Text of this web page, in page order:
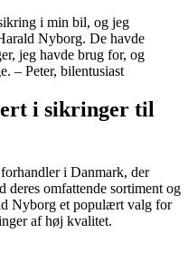
i min bil, og jeg
Nyborg. De havde
jeg havde brug for, og
– Peter, bilentusiast
i sikringer til
i Danmark, der
omfattende sortiment og
Nyborg et populært valg for
af høj kvalitet.